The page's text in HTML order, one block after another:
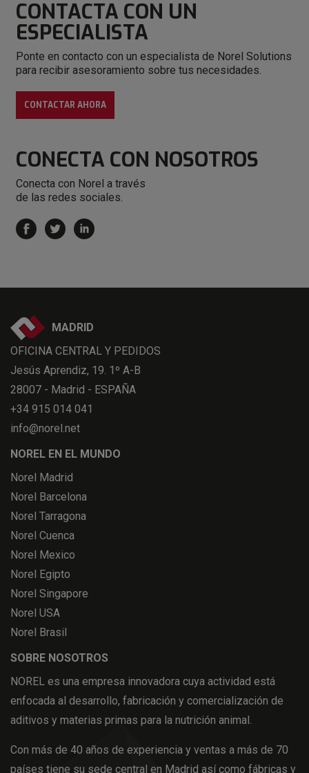
CONTACTA CON UN
ESPECIALISTA
Ponte en contacto con un especialista de Norel Solutions
para recibir asesoramiento sobre tus necesidades.
CONTACTAR AHORA
CONECTA CON NOSOTROS
Conecta con Norel a través
de las redes sociales.
MADRID
OFICINA CENTRAL Y PEDIDOS
Jesús Aprendiz, 19. 1º A-B
28007 - Madrid - ESPAÑA
+34 915 014 041
info@norel.net
NOREL EN EL MUNDO
Norel Madrid
Norel Barcelona
Norel Tarragona
Norel Cuenca
Norel Mexico
Norel Egipto
Norel Singapore
Norel USA
Norel Brasil
SOBRE NOSOTROS
NOREL es una empresa innovadora cuya actividad está
enfocada al desarrollo, fabricación y comercialización de
aditivos y materias primas para la nutrición animal.
Con más de 40 años de experiencia y ventas a más de 70
países tiene su sede central en Madrid así como fábricas y